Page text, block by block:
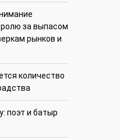
за выпасом
рынков и
количество
поэт и батыр